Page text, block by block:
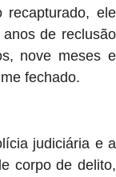
ele
de reclusão
nove meses e
fechado.
judiciária e a
corpo de delito,